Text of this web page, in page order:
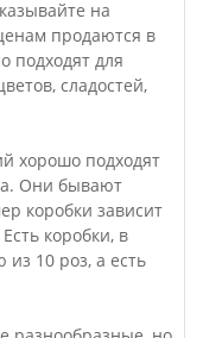
на
продаются в
подходят для
сладостей,
хорошо подходят
Они бывают
коробки зависит
коробки, в
10 роз, а есть